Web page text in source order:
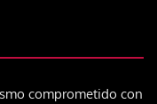
comprometido con